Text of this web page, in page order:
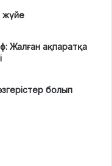
жүйе
Жалған ақпаратқа
болып